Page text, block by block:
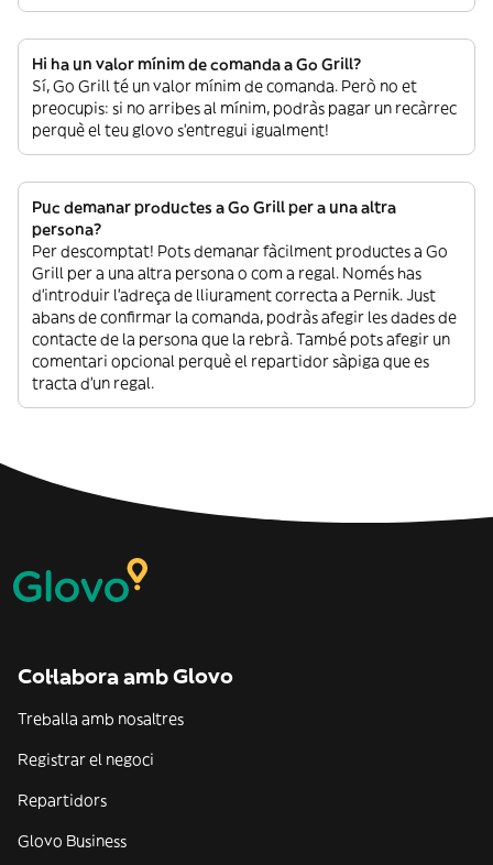
Hi ha un valor mínim de comanda a Go Grill?
Sí, Go Grill té un valor mínim de comanda. Però no et
preocupis: si no arribes al mínim, podràs pagar un recàrrec
perquè el teu glovo s’entregui igualment!
Puc demanar productes a Go Grill per a una altra
persona?
Per descomptat! Pots demanar fàcilment productes a Go
Grill per a una altra persona o com a regal. Només has
d’introduir l’adreça de lliurament correcta a Pernik. Just
abans de confirmar la comanda, podràs afegir les dades de
contacte de la persona que la rebrà. També pots afegir un
comentari opcional perquè el repartidor sàpiga que es
tracta d’un regal.
Col·labora amb Glovo
Treballa amb nosaltres
Registrar el negoci
Repartidors
Glovo Business